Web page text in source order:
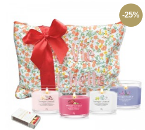
-25%